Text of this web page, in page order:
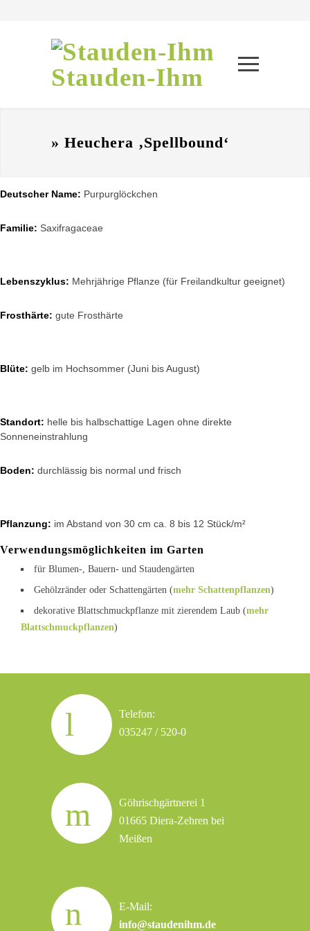
Stauden-Ihm
» Heuchera ‚Spellbound‘
Deutscher Name: Purpurglöckchen
Familie: Saxifragaceae
Lebenszyklus: Mehrjährige Pflanze (für Freilandkultur geeignet)
Frosthärte: gute Frosthärte
Blüte: gelb im Hochsommer (Juni bis August)
Standort: helle bis halbschattige Lagen ohne direkte
Sonneneinstrahlung
Boden: durchlässig bis normal und frisch
Pflanzung: im Abstand von 30 cm ca. 8 bis 12 Stück/m²
Verwendungsmöglichkeiten im Garten
für Blumen-, Bauern- und Staudengärten
Gehölzränder oder Schattengärten (mehr Schattenpflanzen)
dekorative Blattschmuckpflanze mit zierendem Laub (mehr
Blattschmuckpflanzen)
Telefon:
035247 / 520-0
Göhrischgärtnerei 1
01665 Diera-Zehren bei
Meißen
E-Mail:
info@staudenihm.de